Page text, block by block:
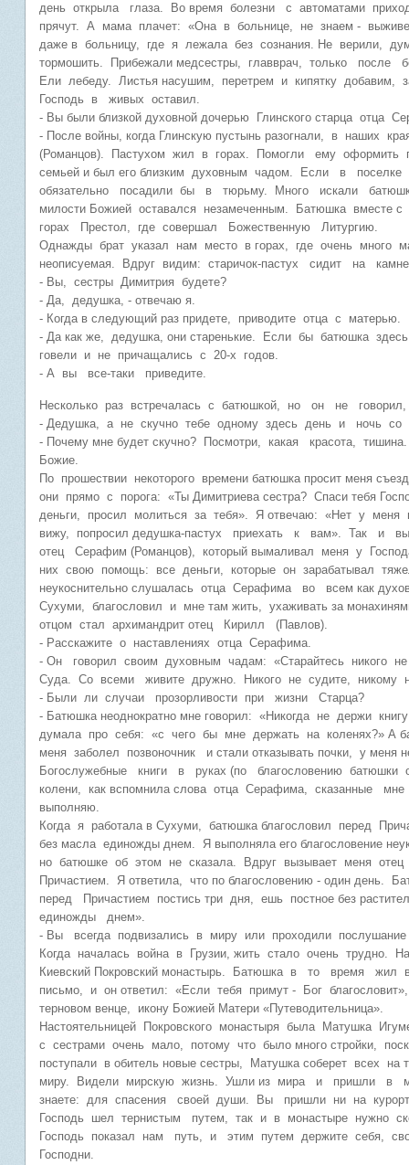
день открыла глаза. Во время болезни с автоматами
прячут. А мама плачет: «Она в больнице, не знаем -
даже в больницу, где я лежала без сознания. Не верили,
тормошить. Прибежали медсестры, главврач, только
Ели лебеду. Листья насушим, перетрем и кипятку добавим,
Господь в живых оставил.
- Вы были близкой духовной дочерью Глинского старца
- После войны, когда Глинскую пустынь разогнали, в наших
(Романцов). Пастухом жил в горах. Помогли ему оформить
семьей и был его близким духовным чадом. Если в
обязательно посадили бы в тюрьму. Много искали
милости Божией оставался незамеченным. Батюшка
горах Престол, где совершал Божественную Литургию.
Однажды брат указал нам место в горах, где очень много
неописуемая. Вдруг видим: старичок-пастух сидит на
- Вы, сестры Димитрия будете?
- Да, дедушка, - отвечаю я.
- Когда в следующий раз придете, приводите отца с матерью.
- Да как же, дедушка, они старенькие. Если бы батюшка
говели и не причащались с 20-х годов.
- А вы все-таки приведите.
Несколько раз встречалась с батюшкой, но он не
- Дедушка, а не скучно тебе одному здесь день и ночь со
- Почему мне будет скучно? Посмотри, какая красота,
Божие.
По прошествии некоторого времени батюшка просит меня
они прямо с порога: «Ты Димитриева сестра? Спаси тебя
деньги, просил молиться за тебя». Я отвечаю: «Нет у
вижу, попросил дедушка-пастух приехать к вам». Так и
отец Серафим (Романцов), который вымаливал меня у
них свою помощь: все деньги, которые он зарабатывал
неукоснительно слушалась отца Серафима во всем как
Сухуми, благословил и мне там жить, ухаживать за
отцом стал архимандрит отец Кирилл (Павлов).
- Расскажите о наставлениях отца Серафима.
- Он говорил своим духовным чадам: «Старайтесь никого
Суда. Со всеми живите дружно. Никого не судите,
- Были ли случаи прозорливости при жизни Старца?
- Батюшка неоднократно мне говорил: «Никогда не держи
думала про себя: «с чего бы мне держать на коленях?» А
меня заболел позвоночник и стали отказывать почки, у
Богослужебные книги в руках (по благословению батюшки
колени, как вспомнила слова отца Серафима, сказанные
выполняю.
Когда я работала в Сухуми, батюшка благословил перед
без масла единожды днем. Я выполняла его благословение
но батюшке об этом не сказала. Вдруг вызывает меня
Причастием. Я ответила, что по благословению - один день.
перед Причастием постись три дня, ешь постное без
единожды днем».
- Вы всегда подвизались в миру или проходили
Когда началась война в Грузии, жить стало очень трудно.
Киевский Покровский монастырь. Батюшка в то время
письмо, и он ответил: «Если тебя примут - Бог
терновом венце, икону Божией Матери «Путеводительница».
Настоятельницей Покровского монастыря была Матушка
с сестрами очень мало, потому что было много стройки,
поступали в обитель новые сестры, Матушка соберет всех
миру. Видели мирскую жизнь. Ушли из мира и пришли в
знаете: для спасения своей души. Вы пришли ни на
Господь шел тернистым путем, так и в монастыре нужно
Господь показал нам путь, и этим путем держите себя,
Господни.